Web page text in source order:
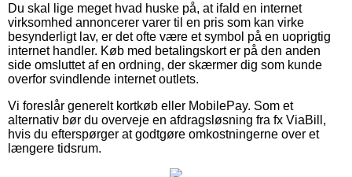
Du skal lige meget hvad huske på, at ifald en internet
virksomhed annoncerer varer til en pris som kan virke
besynderligt lav, er det ofte være et symbol på en uoprigtig
internet handler. Køb med betalingskort er på den anden
side omsluttet af en ordning, der skærmer dig som kunde
overfor svindlende internet outlets.
Vi foreslår generelt kortkøb eller MobilePay. Som et
alternativ bør du overveje en afdragsløsning fra fx ViaBill,
hvis du efterspørger at godtgøre omkostningerne over et
længere tidsrum.